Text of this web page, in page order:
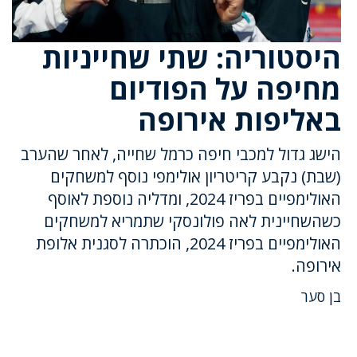
היסטוריה: שתי שחייניות
מחיפה על הפודיום
באליפות אירופה
הישג גדול למכבי חיפה כרמל שחייה, לאחר שהערב
(שבת) נקבע קריטריון אולימפי נוסף למשחקים
האולימפיים בפריז 2024, ומדליה נוספת לאוסף
כשהשחיינית לאה פולונסקי שתמריא למשחקים
האולימפיים בפריז 2024, הוכתרה לסגנית אלופת
אירופה.
בן סער